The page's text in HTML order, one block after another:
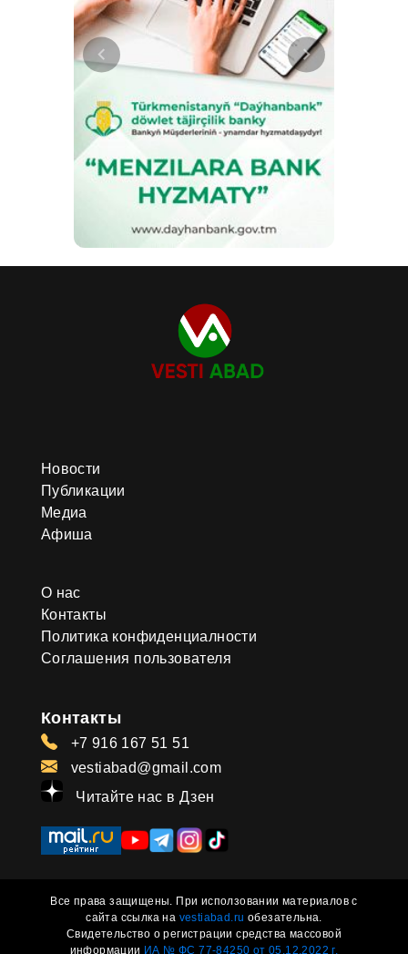
Новости
Публикации
Медиа
Афиша
О нас
Контакты
Политика конфиденциалности
Соглашения пользователя
Контакты
+7 916 167 51 51
vestiabad@gmail.com
Читайте нас в Дзен
Все права защищены. При исползовании материалов с
сайта ссылка на vestiabad.ru обезательна.
Свидетельство о регистрации средства массовой
информации ИА № ФС 77-84250 от 05.12.2022 г.